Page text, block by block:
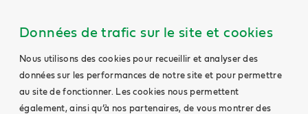
Données de trafic sur le site et cookies
Nous utilisons des cookies pour recueillir et analyser des
données sur les performances de notre site et pour permettre
au site de fonctionner. Les cookies nous permettent
également, ainsi qu’à nos partenaires, de vous montrer des